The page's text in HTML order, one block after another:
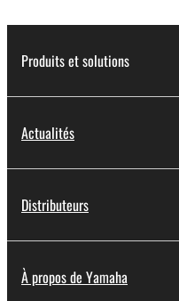
Produits et solutions
Actualités
Distributeurs
À propos de Yamaha